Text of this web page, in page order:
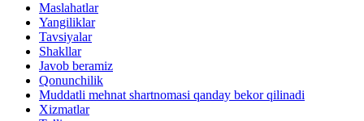
Maslahatlar
Yangiliklar
Tavsiyalar
Shakllar
Javob beramiz
Qonunchilik
Muddatli mehnat shartnomasi qanday bekor qilinadi
Xizmatlar